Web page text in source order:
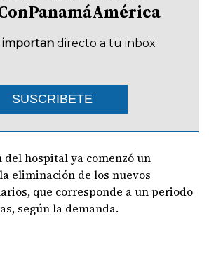
importan directo a tu inbox
SUSCRIBETE
hospital ya comenzó un
eliminación de los nuevos
que corresponde a un periodo
según la demanda.